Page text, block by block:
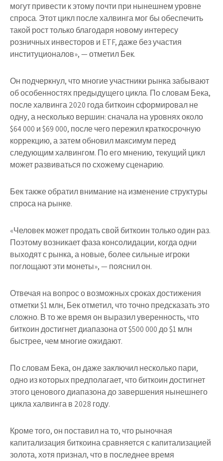
могут привести к этому почти при нынешнем уровне
спроса. Этот цикл после халвинга мог бы обеспечить
такой рост только благодаря новому интересу
розничных инвесторов и ETF, даже без участия
институционалов», — отметил Бек.
Он подчеркнул, что многие участники рынка забывают
об особенностях предыдущего цикла. По словам Бека,
после халвинга 2020 года биткоин сформировал не
одну, а несколько вершин: сначала на уровнях около
$64 000 и $69 000, после чего пережил краткосрочную
коррекцию, а затем обновил максимум перед
следующим халвингом. По его мнению, текущий цикл
может развиваться по схожему сценарию.
Бек также обратил внимание на изменение структуры
спроса на рынке.
«Человек может продать свой биткоин только один раз.
Поэтому возникает фаза консолидации, когда одни
выходят с рынка, а новые, более сильные игроки
поглощают эти монеты», — пояснил он.
Отвечая на вопрос о возможных сроках достижения
отметки $1 млн, Бек отметил, что точно предсказать это
сложно. В то же время он выразил уверенность, что
биткоин достигнет диапазона от $500 000 до $1 млн
быстрее, чем многие ожидают.
По словам Бека, он даже заключил несколько пари,
одно из которых предполагает, что биткоин достигнет
этого ценового диапазона до завершения нынешнего
цикла халвинга в 2028 году.
Кроме того, он поставил на то, что рыночная
капитализация биткоина сравняется с капитализацией
золота, хотя признал, что в последнее время